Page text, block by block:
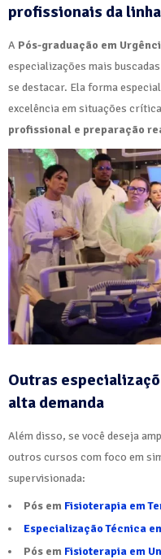
profissionais da
A Pós-graduação em
especializações mais
se destacar. Ela forma
excelência em situações
profissional e preparação
Outras
alta demanda
Além disso, se você deseja
outros cursos com foco em
supervisionada:
Pós em Fisioterapia em
Especialização Técnica
Pós em Fisioterapia em